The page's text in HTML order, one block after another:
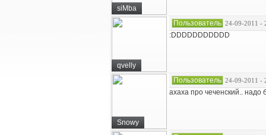
siMba
qvelly
Пользователь 24-09-2011 -
:DDDDDDDDDDD
Snowy
Пользователь 24-09-2011 -
ахаха про чеченский..